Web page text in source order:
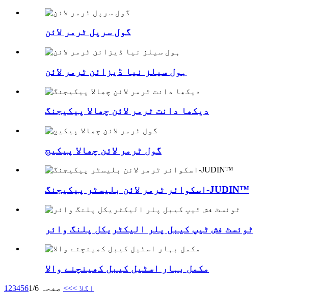
گول سرپل ٹرمر لائن
ہول سیلز نیا ڈیزائن ٹرمر لائن
دیکھا دانت ٹرمر لائن چھالا پیکیجنگ
گول ٹرمر لائن چھالا پیکیج
اسکوائر ٹرمر لائن بلیسٹر پیکیجنگ-JUDIN™
ٹوئسٹ فش ٹیپ کیبل پلر الیکٹریکل پلنگ وائر
مکمل بہار اسٹیل کیبل کھینچنے والا
1 23456 اگلا >>> صفحہ 1/6